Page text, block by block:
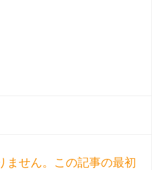
ません。この記事の最初